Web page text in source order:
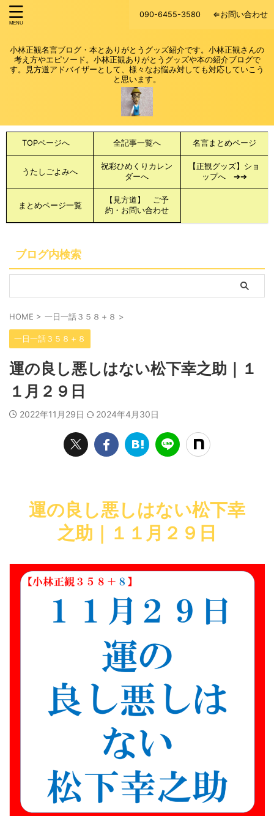
090-6455-3580 ⇐お問い合わせ
小林正観名言ブログ・本とありがとうグッズ紹介です。小林正観さんの
考え方やエピソード。小林正観ありがとうグッズや本の紹介ブログで
す。見方道アドバイザーとして、様々なお悩み対しても対応していこう
と思います。
TOPページへ 全記事一覧へ 名言まとめページ
うたしごよみへ
祝彩ひめくりカレン
ダーへ
【正観グッズ】ショ
ップへ ➔➔
まとめページ一覧
【見方道】 ご予
約・お問い合わせ
ブログ内検索
HOME > 一日一話３５８＋８ >
一日一話３５８＋８
運の良し悪しはない松下幸之助｜１
１月２９日
2022年11月29日 2024年4月30日
運の良し悪しはない松下幸
之助｜１１月２９日